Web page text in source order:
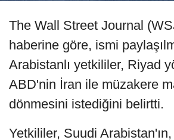
The Wall Street Journal
haberine göre, ismi
Arabistanlı yetkililer, Riyad
ABD'nin İran ile müzakere
dönmesini istediğini belirtti.
Yetkililer, Suudi